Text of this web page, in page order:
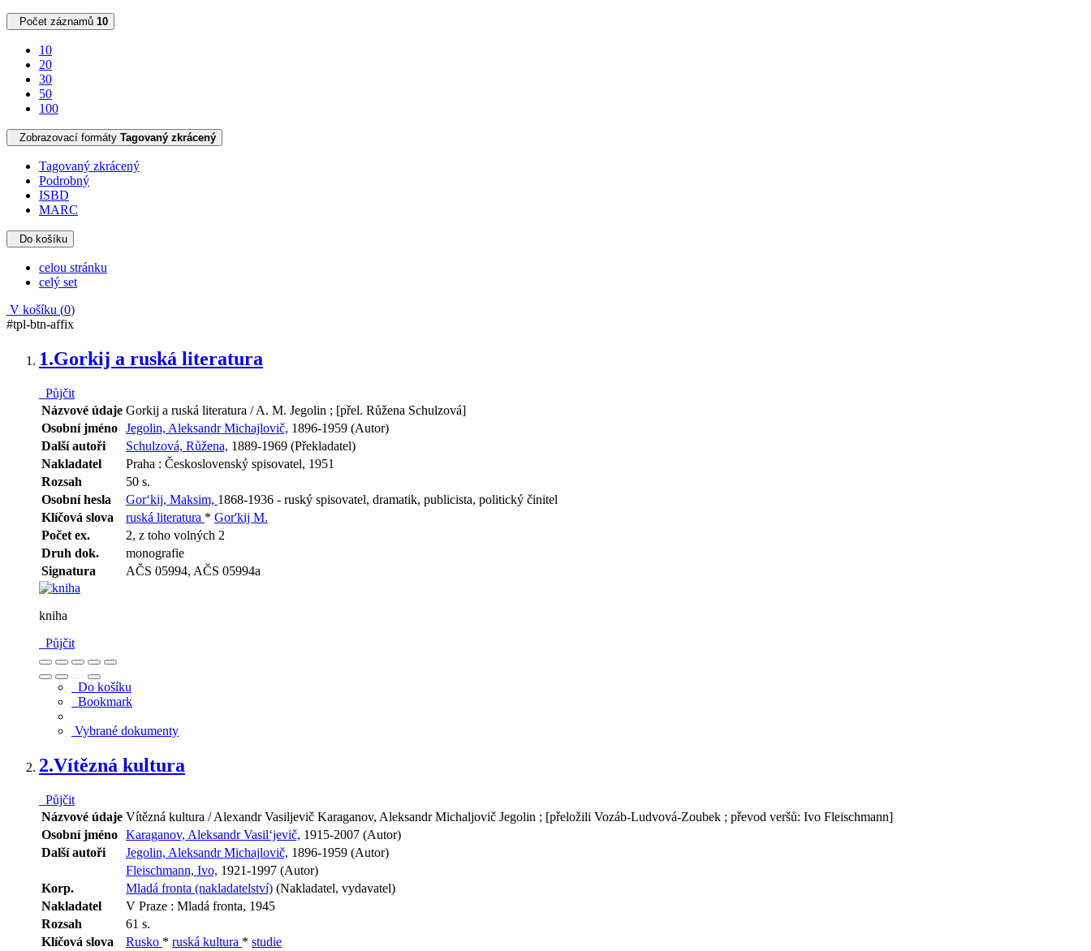
Počet záznamů 10
10
20
30
50
100
Zobrazovací formáty Tagovaný zkrácený
Tagovaný zkrácený
Podrobný
ISBD
MARC
Do košíku
celou stránku
celý set
V košíku (0)
#tpl-btn-affix
1.Gorkij a ruská literatura
Půjčit
Názvové údaje Gorkij a ruská literatura / A. M. Jegolin ; [přel. Růžena Schulzová]
Osobní jméno Jegolin, Aleksandr Michajlovič, 1896-1959 (Autor)
Další autoři
Schulzová, Růžena, 1889-1969 (Překladatel)
Nakladatel
Praha : Československý spisovatel, 1951
Rozsah
50 s.
Osobní hesla
Gor‘kij, Maksim, 1868-1936 - ruský spisovatel, dramatik, publicista, politický činitel
Klíčová slova
ruská literatura * Gor'kij M.
Počet ex.
2, z toho volných 2
Druh dok.
monografie
Signatura
AČS 05994, AČS 05994a
kniha
Půjčit
Do košíku
Bookmark
Vybrané dokumenty
2.Vítězná kultura
Půjčit
Názvové údaje Vítězná kultura / Alexandr Vasiljevič Karaganov, Aleksandr Michaljovič Jegolin ; [přeložili Vozáb-Ludvová-Zoubek ; převod veršů: Ivo Fleischmann]
Osobní jméno Karaganov, Aleksandr Vasil‘jevič, 1915-2007 (Autor)
Další autoři
Jegolin, Aleksandr Michajlovič, 1896-1959 (Autor)
Fleischmann, Ivo, 1921-1997 (Autor)
Korp.
Mladá fronta (nakladatelství) (Nakladatel, vydavatel)
Nakladatel
V Praze : Mladá fronta, 1945
Rozsah
61 s.
Klíčová slova
Rusko * ruská kultura * studie